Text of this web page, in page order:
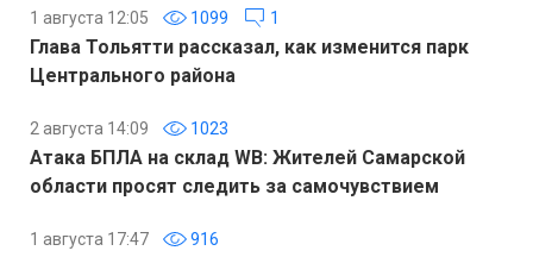
1 августа 12:05 1099 1
Глава Тольятти рассказал, как изменится парк
Центрального района
2 августа 14:09 1023
Атака БПЛА на склад WB: Жителей Самарской
области просят следить за самочувствием
1 августа 17:47 916